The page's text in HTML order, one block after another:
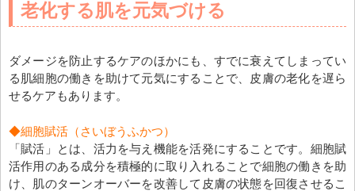
老化する肌を元気づける
ダメージを防止するケアのほかにも、すでに衰えてしまってい
る肌細胞の働きを助けて元気にすることで、皮膚の老化を遅ら
せるケアもあります。
◆細胞賦活（さいぼうふかつ）
「賦活」とは、活力を与え機能を活発にすることです。細胞賦
活作用のある成分を積極的に取り入れることで細胞の働きを助
け、肌のターンオーバーを改善して皮膚の状態を回復させるこ